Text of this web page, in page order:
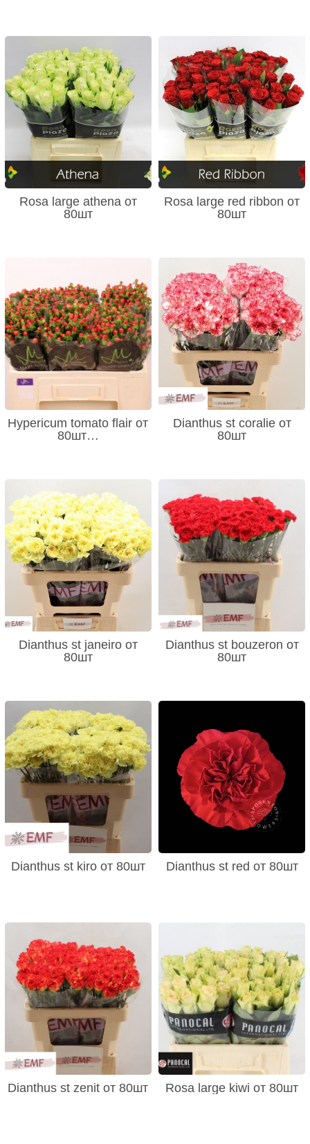
Rosa large athena от
80шт
Rosa large red ribbon от
80шт
Hypericum tomato flair от
80шт…
Dianthus st coralie от
80шт
Dianthus st janeiro от
80шт
Dianthus st bouzeron от
80шт
Dianthus st kiro от 80шт Dianthus st red от 80шт
Dianthus st zenit от 80шт Rosa large kiwi от 80шт